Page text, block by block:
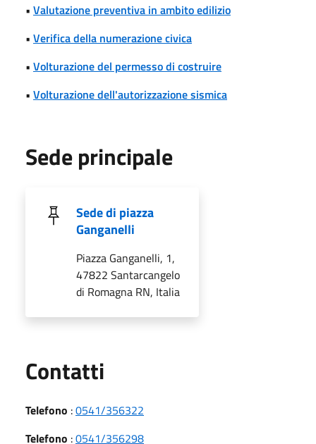
• Valutazione preventiva in ambito edilizio
• Verifica della numerazione civica
• Volturazione del permesso di costruire
• Volturazione dell'autorizzazione sismica
Sede principale
Sede di piazza
Ganganelli
Piazza Ganganelli, 1,
47822 Santarcangelo
di Romagna RN, Italia
Contatti
Telefono :0541/356322
Telefono :0541/356298